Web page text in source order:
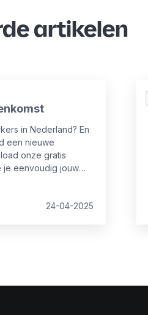
artikelen
in Nederland? En
een nieuwe
onze gratis
je eenvoudig jouw
24-04-2025